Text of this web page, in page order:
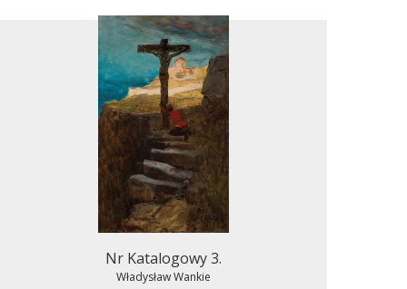
Nr Katalogowy 3.
Władysław Wankie